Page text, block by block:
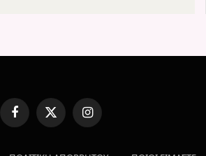
Facebook
X
Instagram